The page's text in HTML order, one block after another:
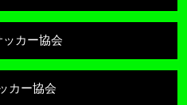
カー協会
カー協会